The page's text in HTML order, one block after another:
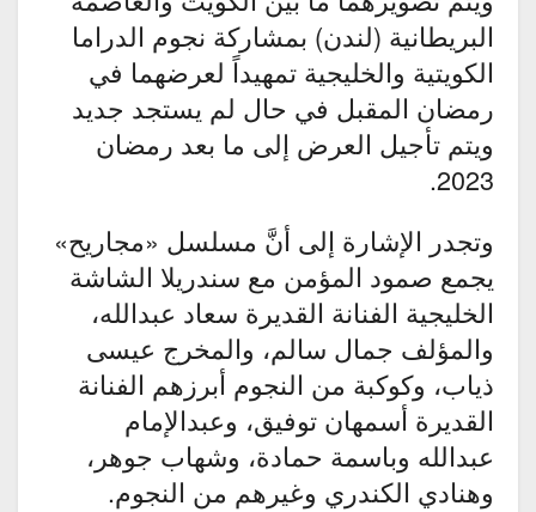
البريطانية (لندن) بمشاركة نجوم الدراما
الكويتية والخليجية تمهيداً لعرضهما في
رمضان المقبل في حال لم يستجد جديد
ويتم تأجيل العرض إلى ما بعد رمضان
2023.
وتجدر الإشارة إلى أنَّ مسلسل «مجاريح»
يجمع صمود المؤمن مع سندريلا الشاشة
الخليجية الفنانة القديرة سعاد عبدالله،
والمؤلف جمال سالم، والمخرج عيسى
ذياب، وكوكبة من النجوم أبرزهم الفنانة
القديرة أسمهان توفيق، وعبدالإمام
عبدالله وباسمة حمادة، وشهاب جوهر،
وهنادي الكندري وغيرهم من النجوم.